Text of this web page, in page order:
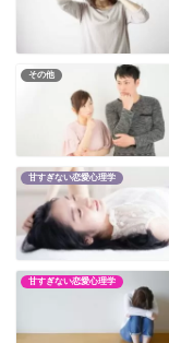
その他
甘すぎない恋愛心理学
甘すぎない恋愛心理学